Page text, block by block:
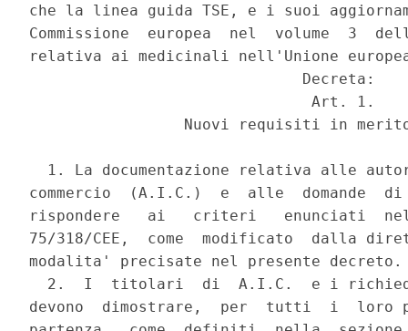
che la linea guida TSE, e i suoi
Commissione  europea  nel  volume  3
relativa ai medicinali nell'Unione
                              Decreta:
                               Art. 1.
Nuovi requisiti in
1. La documentazione relativa alle
commercio  (A.I.C.)  e  alle  domande
rispondere   ai   criteri   enunciati
75/318/CEE,  come  modificato  dalla
modalita' precisate nel presente decreto.
2.  I  titolari  di  A.I.C.  e i
devono  dimostrare,  per  tutti  i  loro